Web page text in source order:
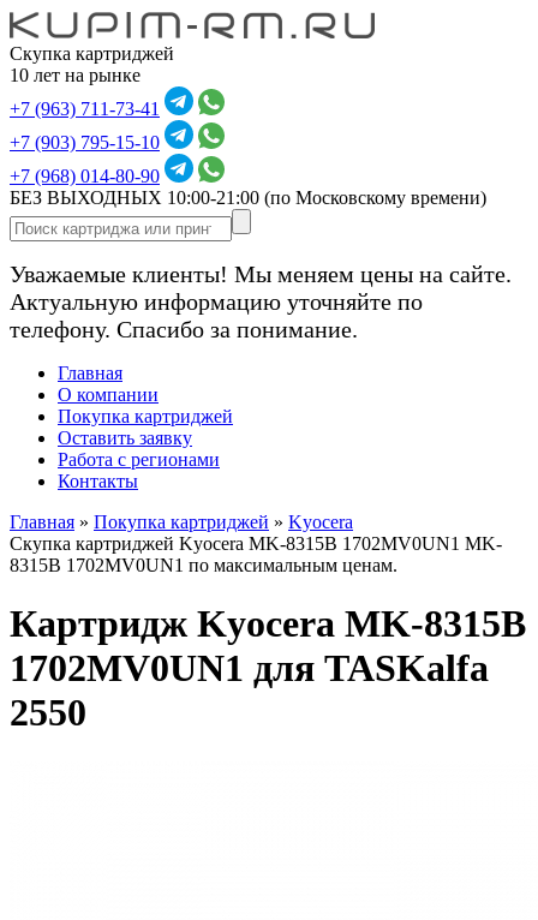
Скупка картриджей
10 лет на рынке
+7 (963) 711-73-41
+7 (903) 795-15-10
+7 (968) 014-80-90
БЕЗ ВЫХОДНЫХ 10:00-21:00 (по Московскому времени)
Уважаемые клиенты! Мы меняем цены на сайте.
Актуальную информацию уточняйте по
телефону. Спасибо за понимание.
Главная
О компании
Покупка картриджей
Оставить заявку
Работа с регионами
Контакты
Главная » Покупка картриджей » Kyocera
Скупка картриджей Kyocera MK-8315B 1702MV0UN1 MK-
8315B 1702MV0UN1 по максимальным ценам.
Картридж Kyocera MK-8315B
1702MV0UN1 для TASKalfa
2550